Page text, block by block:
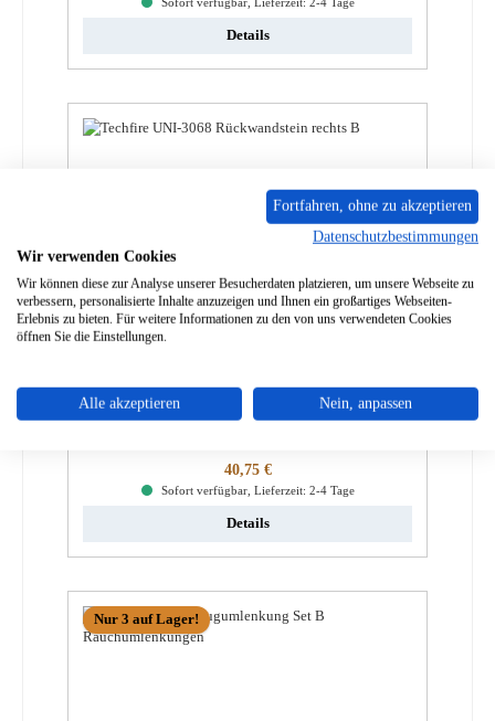
Details
Regulärer Preis:
40,75 €
Sofort verfügbar, Lieferzeit: 2-4 Tage
Details
Nur 3 auf Lager!
Fortfahren, ohne zu akzeptieren
Datenschutzbestimmungen
Wir verwenden Cookies
Wir können diese zur Analyse unserer Besucherdaten platzieren, um unsere Webseite zu
verbessern, personalisierte Inhalte anzuzeigen und Ihnen ein großartiges Webseiten-
Erlebnis zu bieten. Für weitere Informationen zu den von uns verwendeten Cookies
öffnen Sie die Einstellungen.
Alle akzeptieren Nein, anpassen